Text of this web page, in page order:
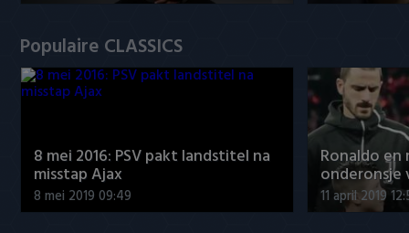
Populaire CLASSICS
8 mei 2016: PSV pakt landstitel na
misstap Ajax
8 mei 2019 09:49
Ronaldo
onderonsje
11 april 2019